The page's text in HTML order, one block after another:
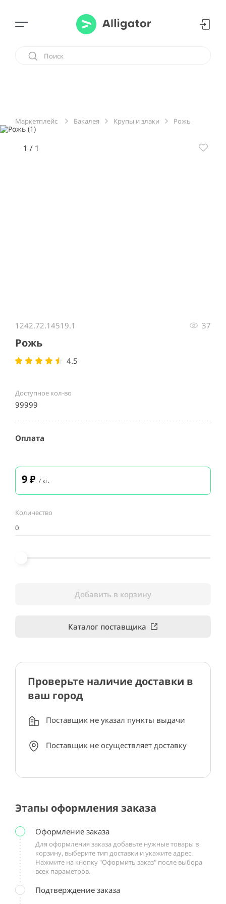
Маркетплейс Бакалея Крупы и злаки Рожь
1 / 1
1242.72.14519.1 37
Рожь
4.5
Доступное кол-во
99999
Оплата
9₽ / кг.
Количество
Добавить в корзину
Каталог поставщика
Проверьте наличие доставки в
ваш город
Поставщик не указал пункты выдачи
Поставщик не осуществляет доставку
Этапы оформления заказа
Оформление заказа
Для оформления заказа добавьте нужные товары в
корзину, выберите тип доставки и укажите адрес.
Нажмите на кнопку "Оформить заказ" после выбора
всех параметров.
Подтверждение заказа